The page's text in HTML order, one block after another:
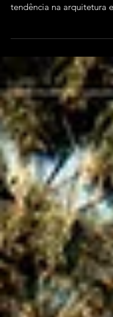
SP
202.00m² Bairro: Centro
tendência na arquitetura